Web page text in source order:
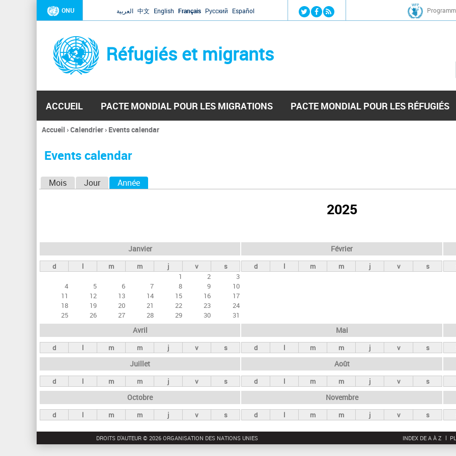
Jump to navigation
ONU العربية 中文 English Français Русский Español
Réfugiés et migrants
ACCUEIL PACTE MONDIAL POUR LES MIGRATIONS PACTE MONDIAL POUR LES RÉFUGIÉS
Vous
ici
Accueil ›Calendrier› Events calendar
Events calendar
e
t
s
n
c
i
p
a
x
Mois Jour Année
2025
Janvier
d l m m j v
s
1
2
3
4
5 6 7 8 9
10
11
12 13 14 15 16
17
18
19 20 21 22 23
24
25
26 27 28 29 30 31
Février
d l m m j v s
Avril
d l m m j v s
Mai
d l m m j v s
Juillet
d l m m j v s
Août
d l m m j v s
Octobre
d l m m j v s
Novembre
d l m m j v s
DROITS D'AUTEUR © 2026 ORGANISATION DES NATIONS UNIES INDEX DE A À Z